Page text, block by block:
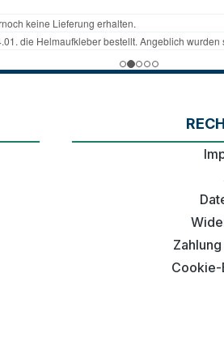
Cookie-